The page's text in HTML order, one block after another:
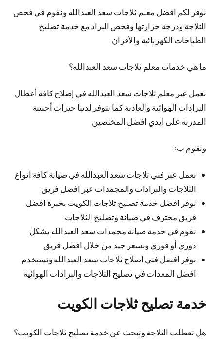
نوفر لكم افضل معلم ثلاجات سعد العبدالله ونقوم في فحص
الثلاجة ودرجة حرارتها وفحص البراد مع خدمة تصليح
الطباخات الكهربائية والأفران
ما هي خدمات معلم ثلاجات سعد العبدالله؟
نعمل عبر معلم ثلاجات سعد العبدالله في إصلاح كافة أعطال
البرادات الهوائية والعادية كما يتوفر لدينا خبرات أجنبية
المدربة على ايدي افضل المختصين
ونقوم ب:
نعمل عبر فني ثلاجات سعد العبدالله في صيانة كافة انواع
الثلاجات والبرادات والمجمدات عبر افضل فريق
نوفر افضل خدمة تصليح ثلاجات الكويت بخبرة افضل
فريق محترف في صيانة وتصليح الثلاجات
نقوم في خدمة صيانة مجمدات سعد العبدالله بشكل
دوري أو فوري وبسعر جيد من خلال افضل فريق
نوفر افضل فني اصلاح ثلاجات سعد العبدالله ونستخدم
افضل المعدات في تصليح الثلاجات والبرادات الهوائية
خدمة تصليح ثلاجات الكويت
هل تعطلت الثلاجة وتبحث عن خدمة تصليح ثلاجات الكويت؟